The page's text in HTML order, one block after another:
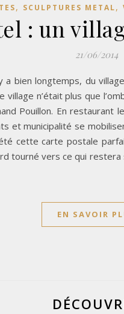
, SCULPTURES METAL,
: un
21/06/2014
a bien longtemps, du
village n’était plus que
Pouillon. En restaurant
et municipalité se
cette carte postale
tourné vers ce qui restera
EN SAVOIR